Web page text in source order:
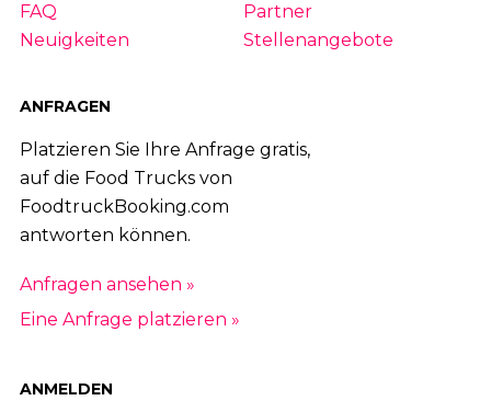
FAQ
Partner
Neuigkeiten
Stellenangebote
ANFRAGEN
Platzieren Sie Ihre Anfrage gratis,
auf die Food Trucks von
FoodtruckBooking.com
antworten können.
Anfragen ansehen »
Eine Anfrage platzieren »
ANMELDEN